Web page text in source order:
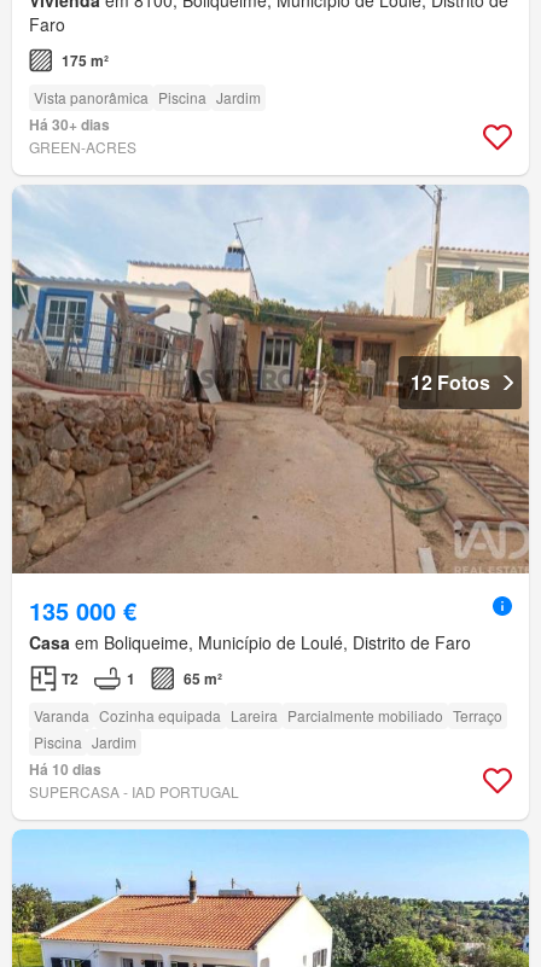
Faro
175 m²
Vista panorâmica Piscina Jardim
Há 30+ dias
GREEN-ACRES
12 Fotos
135 000 €
Casa em Boliqueime, Município de Loulé, Distrito de Faro
T2 1 65 m²
Varanda Cozinha equipada Lareira Parcialmente mobiliado Terraço
Piscina Jardim
Há 10 dias
SUPERCASA - IAD PORTUGAL